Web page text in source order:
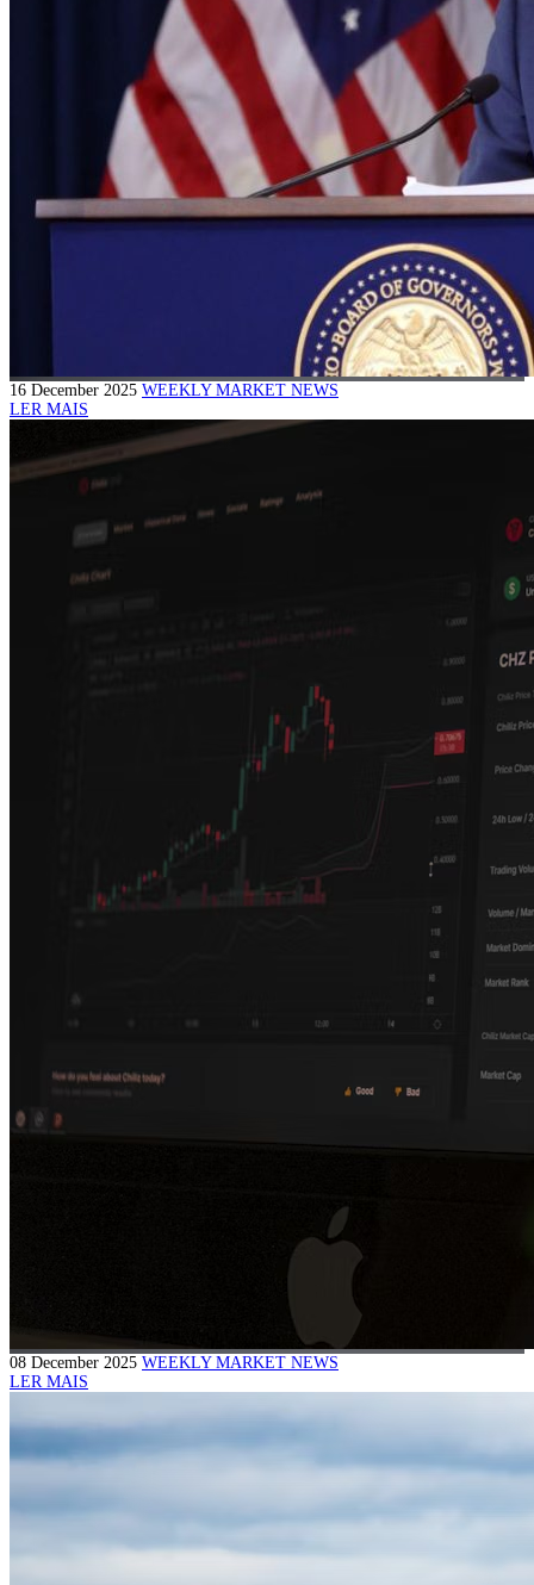
16 December 2025 WEEKLY MARKET NEWS
LER MAIS
08 December 2025 WEEKLY MARKET NEWS
LER MAIS